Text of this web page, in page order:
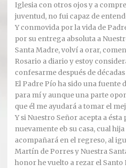
Galería y testimonios
Reliquias
ORACIONES
Oraciones
Oración para hoy
Novena
RELIQUIAS
Iglesia con otros ojos y a
juventud, no fui capaz de
Y conmovida por la vida de
por su entrega absoluta a
Santa Madre, volví a orar,
Rosario a diario y estoy
confesarme después de
El Padre Pío ha sido una fuente
para mí y aunque una parte
que él me ayudará a tomar el
Y si Nuestro Señor acepta a
nuevamente eb su casa, cual
acompañará en el regreso, al
Martín de Porres y Nuestra
honor he vuelto a rezar el Santo